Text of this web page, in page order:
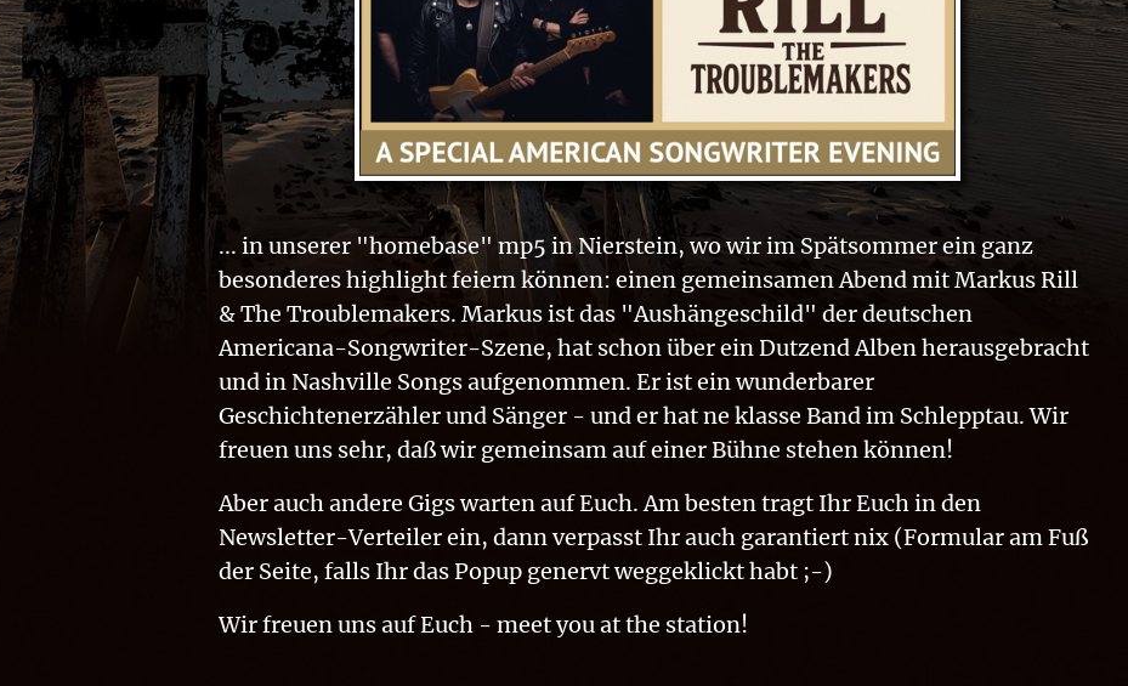
... in unserer "homebase" mp5 in Nierstein, wo wir im Spätsommer ein ganz
besonderes highlight feiern können: einen gemeinsamen Abend mit Markus Rill
& The Troublemakers. Markus ist das "Aushängeschild" der deutschen
Americana-Songwriter-Szene, hat schon über ein Dutzend Alben herausgebracht
und in Nashville Songs aufgenommen. Er ist ein wunderbarer
Geschichtenerzähler und Sänger - und er hat ne klasse Band im Schlepptau. Wir
freuen uns sehr, daß wir gemeinsam auf einer Bühne stehen können!
Aber auch andere Gigs warten auf Euch. Am besten tragt Ihr Euch in den
Newsletter-Verteiler ein, dann verpasst Ihr auch garantiert nix (Formular am Fuß
der Seite, falls Ihr das Popup genervt weggeklickt habt ;-)
Wir freuen uns auf Euch - meet you at the station!